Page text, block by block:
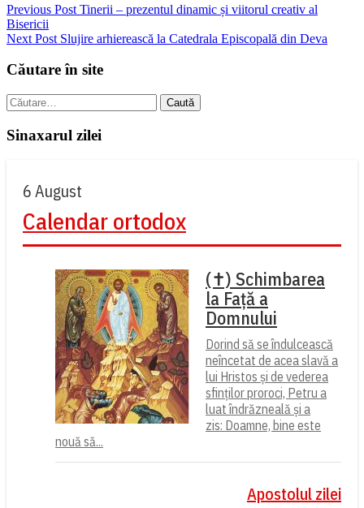
Navigare
în
Previous Post Tinerii – prezentul dinamic și viitorul creativ al
Bisericii
Next Post Slujire arhierească la Catedrala Episcopală din Deva
Căutare în site
Caută
după:
Sinaxarul zilei
6 August
Calendar ortodox
(✝) Schimbarea
la Față a
Domnului
Dorind să se îndulcească
neîncetat de acea slavă a
lui Hristos și de vederea
sfinților proroci, Petru a
luat îndrăzneală și a
zis: Doamne, bine este
nouă să...
Apostolul zilei